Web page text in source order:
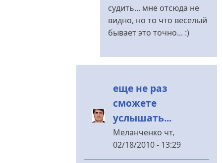
Корниенко
первый
согнулся
JohnKonstantin
судить... мне отсюда не
видно, но то что веселый
бывает это точно... :)
еще не раз
сможете
услышать...
Меланченко чт,
02/18/2010 - 13:29
У